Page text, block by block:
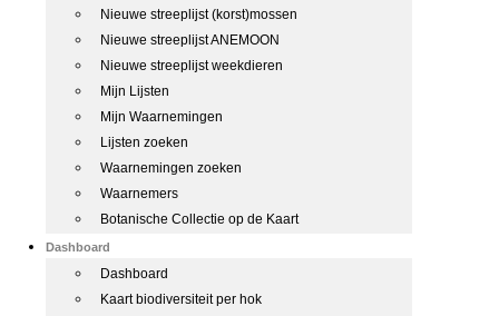
Nieuwe streeplijst (korst)mossen
Nieuwe streeplijst ANEMOON
Nieuwe streeplijst weekdieren
Mijn Lijsten
Mijn Waarnemingen
Lijsten zoeken
Waarnemingen zoeken
Waarnemers
Botanische Collectie op de Kaart
Dashboard
Dashboard
Kaart biodiversiteit per hok